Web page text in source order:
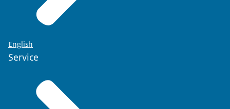
English
Service